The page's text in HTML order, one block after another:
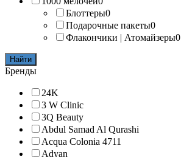
Блоттеры0
Подарочные пакеты0
Флакончики | Атомайзеры0
Найти
Бренды
24K
3 W Clinic
3Q Beauty
Abdul Samad Al Qurashi
Acqua Colonia 4711
Adyan